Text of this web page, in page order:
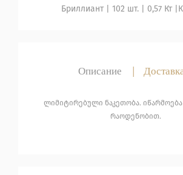
Бриллиант| 102 шт. | 0,57 Кт |
Описание
ლიმიტირებული ნაკეთობა.
რაოდენობით.